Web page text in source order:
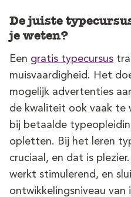
De juiste
je weten?
Een gratis typecursus
muisvaardigheid. Het
mogelijk advertenties
de kwaliteit ook vaak te
bij betaalde
opletten. Bij het leren
cruciaal, en dat is
werkt stimulerend, en
ontwikkelingsniveau van